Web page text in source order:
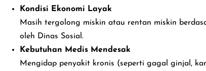
Kondisi Ekonomi Layak
Masih tergolong miskin atau rentan miskin
oleh Dinas Sosial.
Kebutuhan Medis Mendesak
Mengidap penyakit kronis (seperti gagal ginjal,